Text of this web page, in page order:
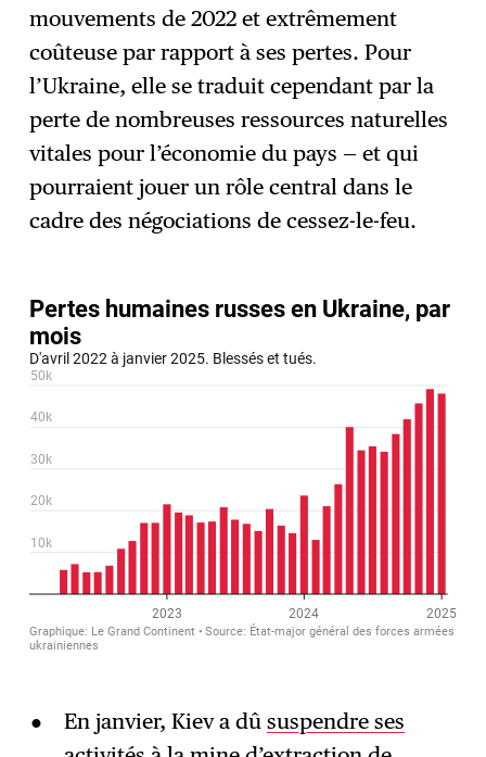
mouvements de 2022 et extrêmement
coûteuse par rapport à ses pertes. Pour
l’Ukraine, elle se traduit cependant par la
perte de nombreuses ressources naturelles
vitales pour l’économie du pays — et qui
pourraient jouer un rôle central dans le
cadre des négociations de cessez-le-feu.
En janvier, Kiev a dû suspendre ses